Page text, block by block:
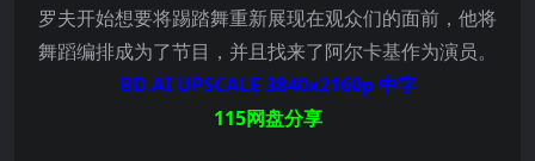
罗夫开始想要将踢踏舞重新展现在观众们的面前，他将
舞蹈编排成为了节目，并且找来了阿尔卡基作为演员。
BD.AI UPSCALE 3840x2160p 中字
115网盘分享